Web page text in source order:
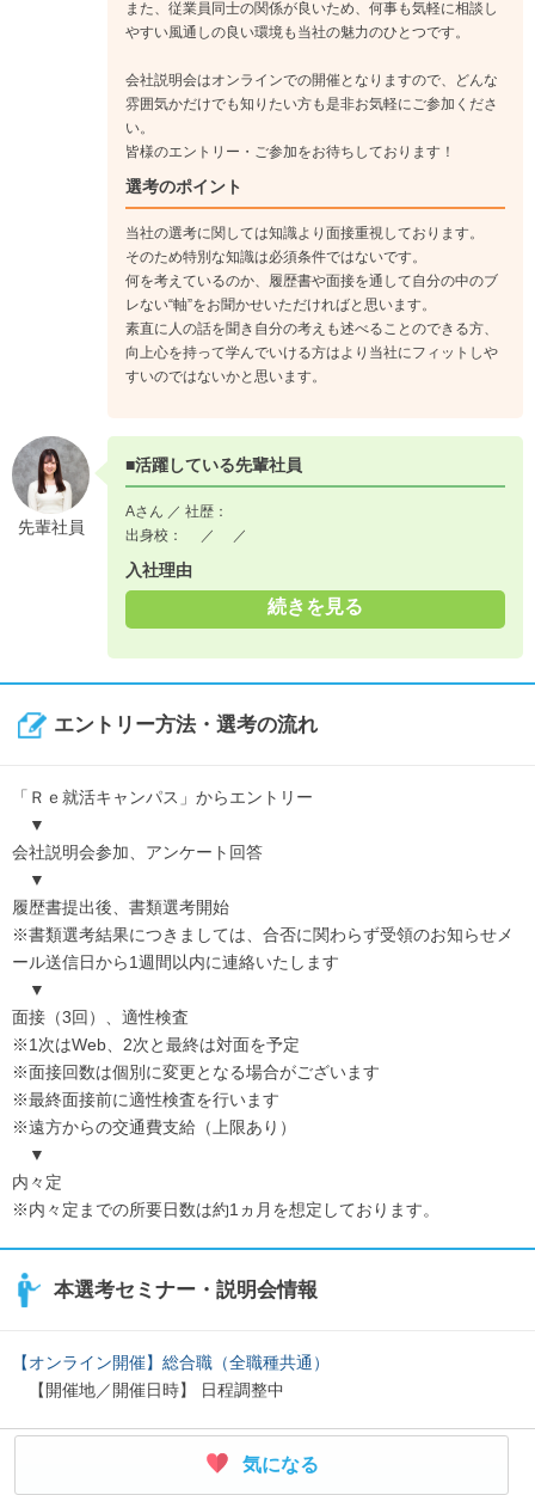
として更にスキルを高めていきます
営業職の場合
セールス＆マーケティング（営業）のお仕事はWebコンサルテ
一人ひとりにある程度裁量が与えられ、アタックする企業の選
定や営業手法も自身で決めることができます。
可能性がある業界に向けて、テレアポやメールのほかにセミナ
ー参加や交流会主催、SNSの活用など、自分らしいやり方でア
プローチが出来ます。
行い営業のスキルを磨いていきます。
1年目でも実際に提案書の作成や顧客獲得のアクションを行っ
てもらいます。
↓
基本的な営業活動や提案書作成・プレゼンは単独で行えるよう
《入社3年目》
チームとしての目標達成に向けて日々業務に取り組んでもらい
ます。
プロジェクトマネージャー職の場合
プロジェクトマネージャーは、Webを活用して「クライアント
の売上や利益拡大を支援する」ことが使命です。プロジェクト
を円滑に進めることはもちろん、クライアントの窓口になり、
全体戦略の策定、新たな広告媒体の提案、有益な情報提供、課
題提起など、クライアントの売上拡大に貢献していきます。責
任やプレッシャーは大きいですが、得られるやりがいはとても
大きいお仕事です。
《入社1年目》
OJT形式でプロジェクトマネージャーとしての心構え、基礎ス
担当していただきます。
先輩のサポート無しで、基本は1人でクライアントを担当して
いきます。新規提案にも参加し提案書の作成やプレゼンテーシ
ョンも行っていただきます。早いメンバーでは課長補佐になる
また、従業員同士の関係が良いため、何事も気軽に相談し
やすい風通しの良い環境も当社の魅力のひとつです。
会社説明会はオンラインでの開催となりますので、どんな
雰囲気かだけでも知りたい方も是非お気軽にご参加くださ
い。
皆様のエントリー・ご参加をお待ちしております！
選考のポイント
当社の選考に関しては知識より面接重視しております。
そのため特別な知識は必須条件ではないです。
何を考えているのか、履歴書や面接を通して自分の中のブ
レない“軸”をお聞かせいただければと思います。
素直に人の話を聞き自分の考えも述べることのできる方、
向上心を持って学んでいける方はより当社にフィットしや
すいのではないかと思います。
先輩社員
■活躍している先輩社員
Aさん ／ 社歴：
出身校： ／ ／
入社理由
続きを見る
エントリー方法・選考の流れ
「Ｒｅ就活キャンパス」からエントリー
▼
会社説明会参加、アンケート回答
▼
履歴書提出後、書類選考開始
※書類選考結果につきましては、合否に関わらず受領のお知らせメ
ール送信日から1週間以内に連絡いたします
▼
面接（3回）、適性検査
※1次はWeb、2次と最終は対面を予定
※面接回数は個別に変更となる場合がございます
※最終面接前に適性検査を行います
※遠方からの交通費支給（上限あり）
▼
内々定
※内々定までの所要日数は約1ヵ月を想定しております。
本選考セミナー・説明会情報
【オンライン開催】総合職（全職種共通）
【開催地／開催日時】 日程調整中
気になる